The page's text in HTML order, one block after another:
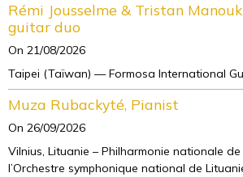
Rémi Jousselme & Tristan
guitar duo
On 21/08/2026
Taipei (Taïwan) — Formosa International
Muza Rubackyté, Pianist
On 26/09/2026
Vilnius, Lituanie – Philharmonie nationale
l’Orchestre symphonique national de